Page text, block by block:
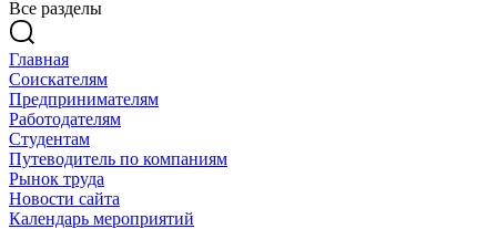
Все разделы
Главная
Соискателям
Предпринимателям
Работодателям
Студентам
Путеводитель по компаниям
Рынок труда
Новости сайта
Календарь мероприятий